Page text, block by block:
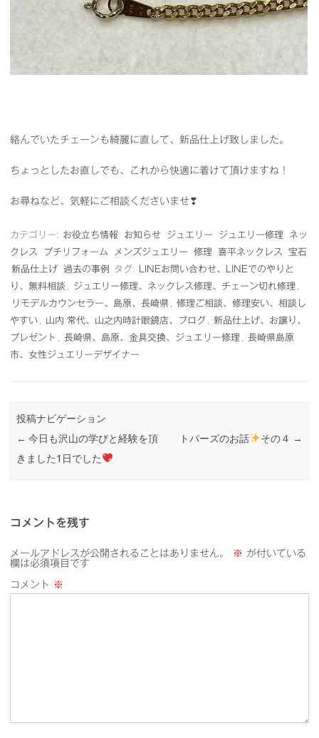
絡んでいたチェーンも綺麗に直して、新品仕上げ致しました。
ちょっとしたお直しでも、これから快適に着けて頂けますね！
お尋ねなど、気軽にご相談くださいませ❣
カテゴリー: お役立ち情報 お知らせ ジュエリー ジュエリー修理
ネッ
クレス
プチリフォーム メンズジュエリー 修理 喜平ネックレス
宝石
新品仕上げ
過去の事例 タグ:
LINEお問い合わせ、LINEでのやりと
り、無料相談
ジュエリー修理、ネックレス修理、チェーン切れ修理
リモデルカウンセラー、島原、長崎県
修理ご相談、修理安い、相談し
やすい
山内 常代、山之内時計眼鏡店、ブログ
新品仕上げ、お譲り、
プレゼント
長崎県、島原、金具交換、ジュエリー修理
長崎県島原
市、女性ジュエリーデザイナー
投稿ナビゲーション
← 今日も沢山の学びと経験を頂
きました1日でした
トパーズのお話 その４ →
コメントを残す
メールアドレスが公開されることはありません。 ※ が付いている
欄は必須項目です
コメント ※